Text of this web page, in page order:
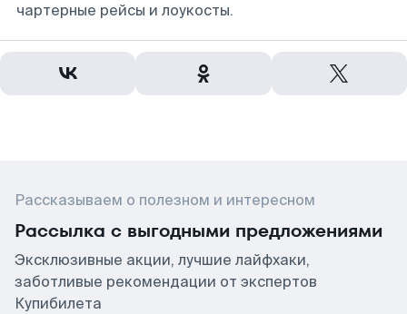
чартерные рейсы и лоукосты.
Рассказываем о полезном и интересном
Рассылка с выгодными предложениями
Эксклюзивные акции, лучшие лайфхаки,
заботливые рекомендации от экспертов
Купибилета